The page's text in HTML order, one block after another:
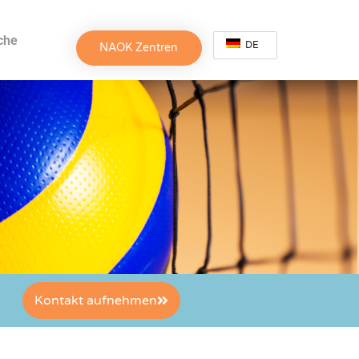
NAOK Zentren DE
Kontakt aufnehmen